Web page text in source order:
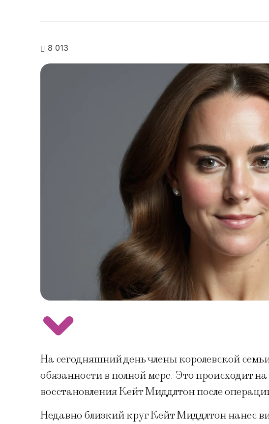
8 013
На сегодняшний день члены королевской
обязанности в полной мере. Это происходит
восстановления Кейт Миддлтон после
Недавно близкий круг Кейт Миддлтон нанес